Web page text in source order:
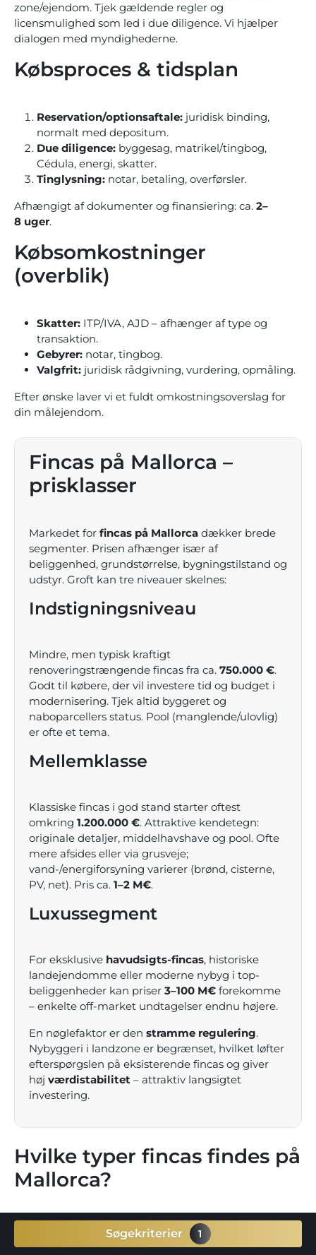
zone/ejendom. Tjek gældende regler og
licensmulighed som led i due diligence. Vi hjælper
dialogen med myndighederne.
Købsproces & tidsplan
Reservation/optionsaftale: juridisk binding,
normalt med depositum.
Due diligence: byggesag, matrikel/tingbog,
Cédula, energi, skatter.
Tinglysning: notar, betaling, overførsler.
Afhængigt af dokumenter og finansiering: ca. 2–
8 uger.
Købsomkostninger
(overblik)
Skatter: ITP/IVA, AJD – afhænger af type og
transaktion.
Gebyrer: notar, tingbog.
Valgfrit: juridisk rådgivning, vurdering, opmåling.
Efter ønske laver vi et fuldt omkostningsoverslag for
din mål­ejendom.
Fincas på Mallorca –
prisklasser
Markedet for fincas på Mallorca dækker brede
segmenter. Prisen afhænger især af
beliggenhed, grundstørrelse, bygningstilstand og
udstyr. Groft kan tre niveauer skelnes:
Indstigningsniveau
Mindre, men typisk kraftigt
renoveringstrængende fincas fra ca. 750.000 €.
Godt til købere, der vil investere tid og budget i
modernisering. Tjek altid byggeret og
naboparcellers status. Pool (manglende/ulovlig)
er ofte et tema.
Mellemklasse
Klassiske fincas i god stand starter oftest
omkring 1.200.000 €. Attraktive kendetegn:
originale detaljer, middelhavshave og pool. Ofte
mere afsides eller via grusveje;
vand-/energiforsyning varierer (brønd, cisterne,
PV, net). Pris ca. 1–2 M€.
Luxussegment
For eksklusive havudsigts-fincas, historiske
landejendomme eller moderne nybyg i top­
beliggenheder kan priser 3–100 M€ forekomme
– enkelte off-market undtagelser endnu højere.
En nøglefaktor er den stramme regulering.
Nybyggeri i landzone er begrænset, hvilket løfter
efterspørgslen på eksisterende fincas og giver
høj værdistabilitet – attraktiv langsigtet
investering.
Hvilke typer fincas findes på
Mallorca?
Efter region varierer beliggenhed, byggestil og udsigt.
Her er populære typer med korte beskrivelser og
Søgekriterier 1